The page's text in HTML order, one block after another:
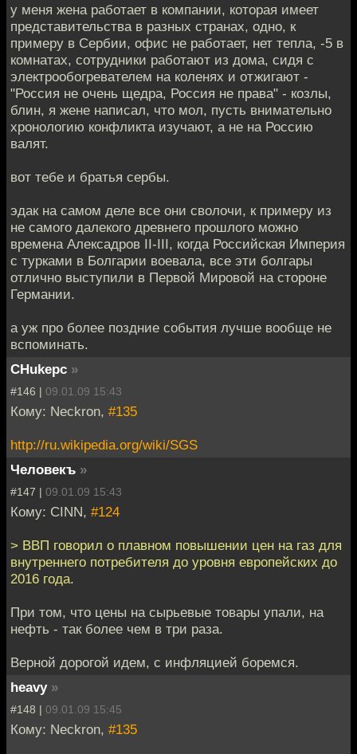
у меня жена работает в компании, которая имеет
представительства в разных странах, одно, к
примеру в Сербии, офис не работает, нет тепла, -5 в
комнатах, сотрудники работают из дома, сидя с
электрообогревателем на коленях и отжигают -
"Россия не очень щедра, Россия не права" - козлы,
блин, я жене написал, что мол, пусть внимательно
хронологию конфликта изучают, а не на Россию
валят.
вот тебе и братья сербы.
эдак на самом деле все они сволочи, к примеру из
не самого далекого древнего прошлого можно
времена Алексадров II-III, когда Российская Империя
с турками в Болгарии воевала, все эти болгары
отлично выступили в Первой Мировой на стороне
Германии.
а уж про более поздние события лучше вообще не
вспоминать.
CHukepc »
#146 | 09.01.09 15:43
Кому: Neckron, #135
http://ru.wikipedia.org/wiki/SGS
Человекъ »
#147 | 09.01.09 15:43
Кому: CINN, #124
> ВВП говорил о плавном повышении цен на газ для
внутреннего потребителя до уровня европейских до
2016 года.
При том, что цены на сырьевые товары упали, на
нефть - так более чем в три раза.
Верной дорогой идем, с инфляцией боремся.
heavy »
#148 | 09.01.09 15:45
Кому: Neckron, #135